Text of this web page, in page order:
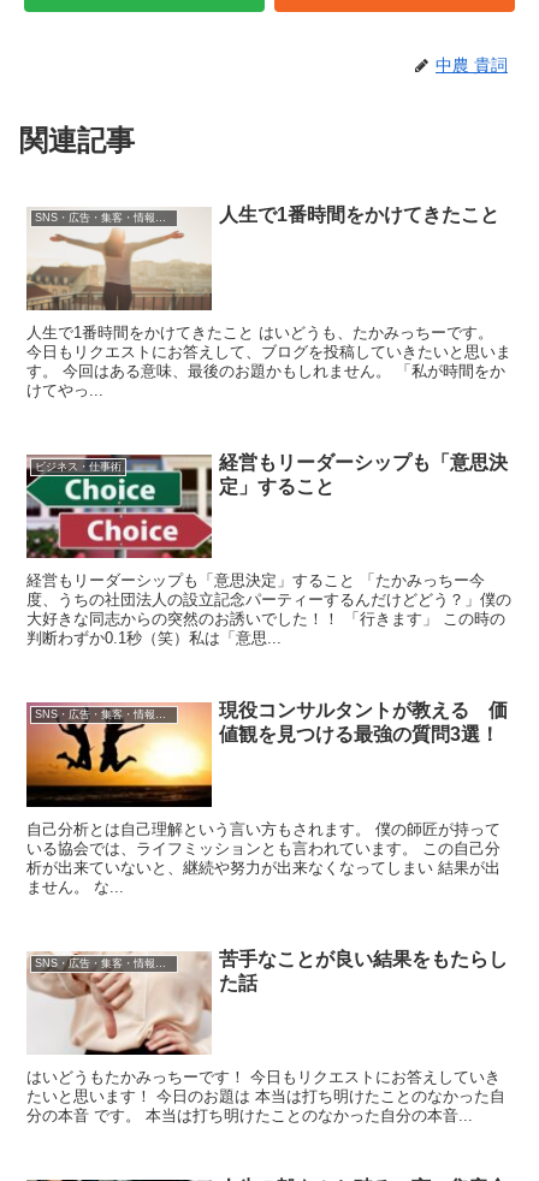
中農 貴詞
関連記事
SNS・広告・集客・情報発信 人生で1番時間をかけてきたこと
人生で1番時間をかけてきたこと はいどうも、たかみっちーです。
今日もリクエストにお答えして、ブログを投稿していきたいと思いま
す。 今回はある意味、最後のお題かもしれません。 「私が時間をか
けてやっ...
ビジネス・仕事術
経営もリーダーシップも「意思決
定」すること
経営もリーダーシップも「意思決定」すること 「たかみっちー今
度、うちの社団法人の設立記念パーティーするんだけどどう？」僕の
大好きな同志からの突然のお誘いでした！！ 「行きます」 この時の
判断わずか0.1秒（笑）私は「意思...
SNS・広告・集客・情報発信
現役コンサルタントが教える 価
値観を見つける最強の質問3選！
自己分析とは自己理解という言い方もされます。 僕の師匠が持って
いる協会では、ライフミッションとも言われています。 この自己分
析が出来ていないと、継続や努力が出来なくなってしまい 結果が出
ません。 な...
苦手なことが良い結果をもたらし
た話
はいどうもたかみっちーです！ 今日もリクエストにお答えしていき
たいと思います！ 今日のお題は 本当は打ち明けたことのなかった自
分の本音 です。 本当は打ち明けたことのなかった自分の本音...